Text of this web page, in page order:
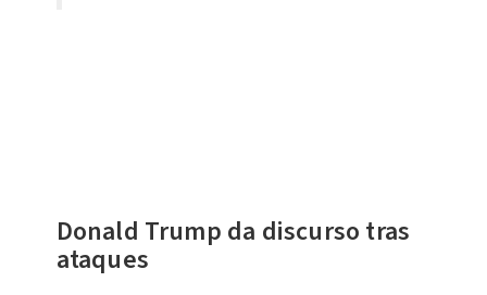
Donald Trump da discurso tras
ataques